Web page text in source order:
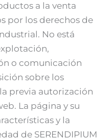
a la venta
por los derechos de
No está
o comunicación
sobre los
previa autorización
La página y su
y la
de SERENDIPIUM